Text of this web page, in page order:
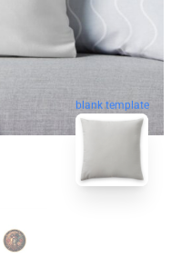
blank template